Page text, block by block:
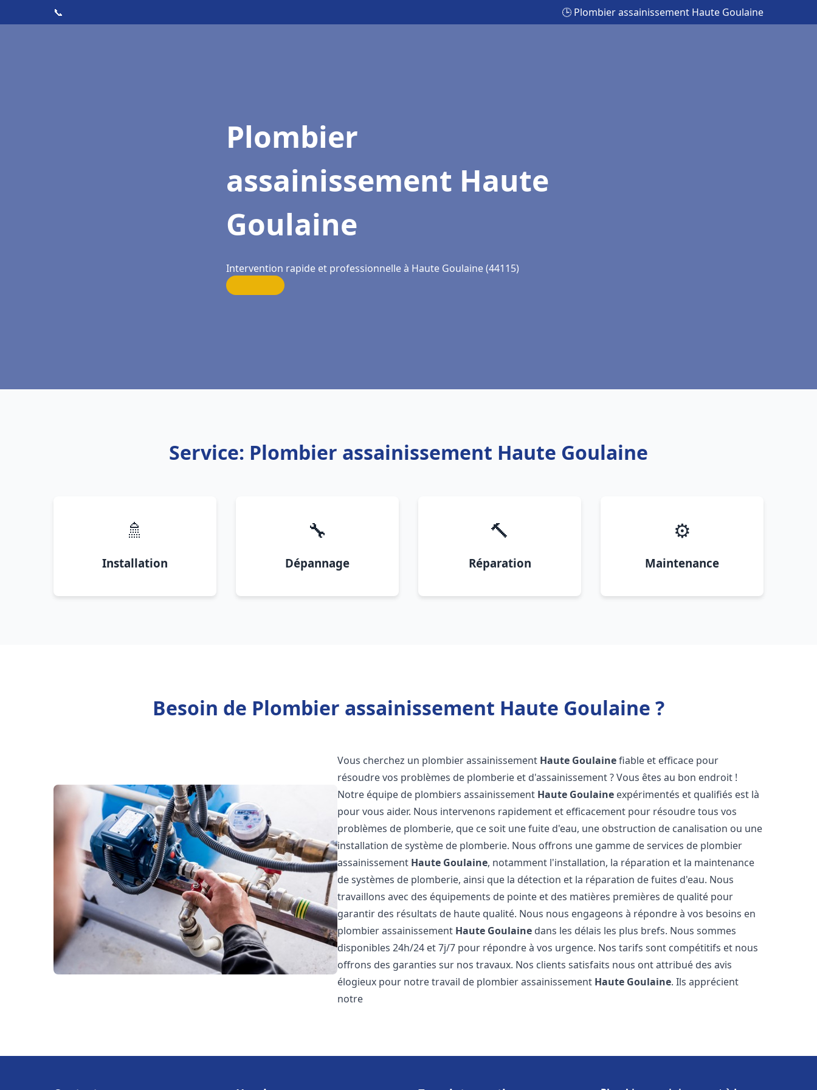
📞 🕒 Plombier assainissement Haute Goulaine
Plombier
assainissement Haute
Goulaine
Intervention rapide et professionnelle à Haute Goulaine (44115)
Service: Plombier assainissement Haute Goulaine
🚿
Installation
🔧
Dépannage
🔨
Réparation
⚙️
Maintenance
Besoin de Plombier assainissement Haute Goulaine ?
Vous cherchez un plombier assainissement Haute Goulainefiable et efficace pour
résoudre vos problèmes de plomberie et d'assainissement ? Vous êtes au bon endroit !
Notre équipe de plombiers assainissement Haute Goulaine expérimentés et qualifiés est là
pour vous aider. Nous intervenons rapidement et efficacement pour résoudre tous vos
problèmes de plomberie, que ce soit une fuite d'eau, une obstruction de canalisation ou une
installation de système de plomberie. Nous offrons une gamme de services de plombier
assainissement Haute Goulaine, notamment l'installation, la réparation et la maintenance
de systèmes de plomberie, ainsi que la détection et la réparation de fuites d'eau. Nous
travaillons avec des équipements de pointe et des matières premières de qualité pour
garantir des résultats de haute qualité. Nous nous engageons à répondre à vos besoins en
plombier assainissement Haute Goulaine dans les délais les plus brefs. Nous sommes
disponibles 24h/24 et 7j/7 pour répondre à vos urgence. Nos tarifs sont compétitifs et nous
offrons des garanties sur nos travaux. Nos clients satisfaits nous ont attribué des avis
élogieux pour notre travail de plombier assainissement Haute Goulaine. Ils apprécient
notre